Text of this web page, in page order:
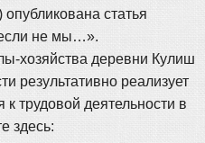
статья
не мы…».
хозяйства деревни Кулиш
результативно реализует
трудовой деятельности в
здесь: